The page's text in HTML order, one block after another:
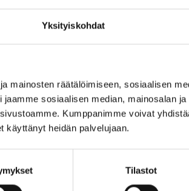
Yksityiskohdat
mainosten räätälöimiseen, sosiaalisen
sosiaalisen median, mainosalan
Kumppanimme voivat
käyttänyt heidän palvelujaan.
Tilastot
ketju: 42 cm
ketju: 49 cm
kauniisti kerroksittain